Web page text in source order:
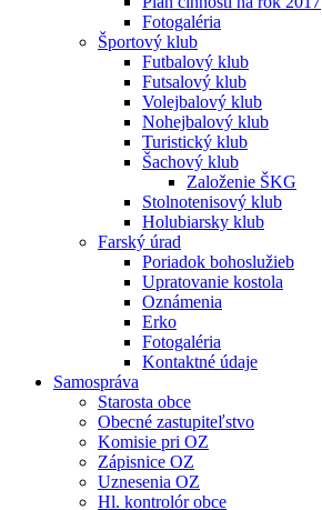
Fotogaléria
Športový klub
Futbalový klub
Futsalový klub
Volejbalový klub
Nohejbalový klub
Turistický klub
Šachový klub
Založenie ŠKG
Stolnotenisový klub
Holubiarsky klub
Farský úrad
Poriadok bohoslužieb
Upratovanie kostola
Oznámenia
Erko
Fotogaléria
Kontaktné údaje
Samospráva
Starosta obce
Obecné zastupiteľstvo
Komisie pri OZ
Zápisnice OZ
Uznesenia OZ
Hl. kontrolór obce